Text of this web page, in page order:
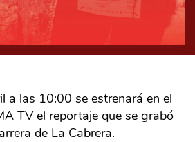
a las 10:00 se estrenará en el
TV el reportaje que se grabó
de La Cabrera.